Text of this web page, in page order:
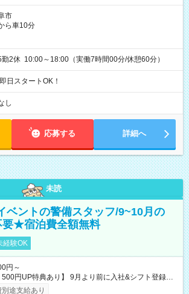
市
ら車10分
勤2休 10:00～18:00（実働7時間00分/休憩60分）
日スタートOK！
し
応募する 詳細へ
未読
ベントの警備スタッフ/9~10月の
要★宿泊費全額無料
経験OK
円～
500円UP特典あり】 9月より前に入社&シフト登録す
中(9/16~10/23) の日給がUP! 日給1万1500円でしっか
途支給あり